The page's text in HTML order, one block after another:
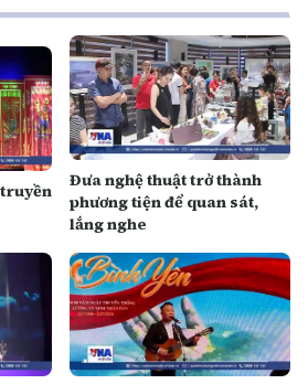
Đ ưa nghệ thuật trở thành
phương tiện để quan sát,
lắng nghe